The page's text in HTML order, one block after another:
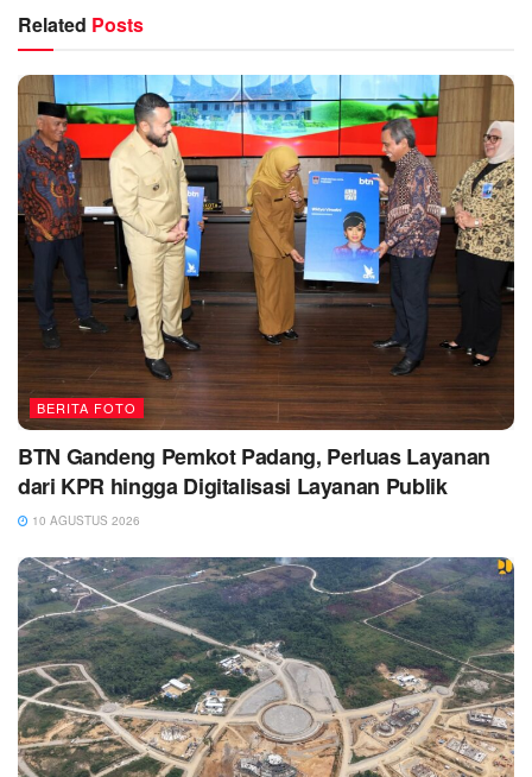
Related Posts
BERITA FOTO
BTN Gandeng Pemkot Padang, Perluas Layanan
dari KPR hingga Digitalisasi Layanan Publik
10 AGUSTUS 2026